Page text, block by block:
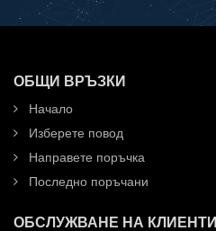
ОБЩИ ВРЪЗКИ
Начало
Изберете повод
Направете поръчка
Последно поръчани
ОБСЛУЖВАНЕ НА КЛИЕНТИ